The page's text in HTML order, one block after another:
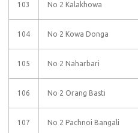
103 No 2 Kalakhowa
104 No 2 Kowa Donga
105 No 2 Naharbari
106 No 2 Orang Basti
107 No 2 Pachnoi Bangali